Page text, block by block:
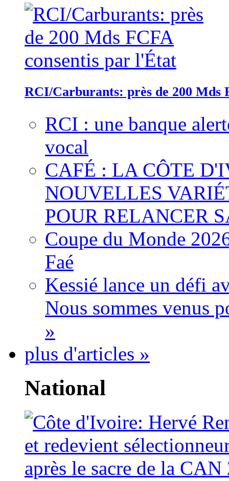
RCI/Carburants: près de 200 Mds
RCI : une banque
vocal
CAFÉ : LA CÔTE
NOUVELLES
POUR RELANCER
Coupe du Monde
Faé
Kessié lance un défi
Nous sommes venus
»
plus d'articles »
National